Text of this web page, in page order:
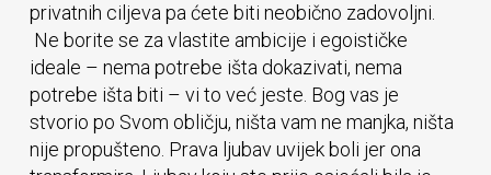
privatnih ciljeva pa ćete biti neobično zadovoljni.
Ne borite se za vlastite ambicije i egoističke
ideale – nema potrebe išta dokazivati, nema
potrebe išta biti – vi to već jeste. Bog vas je
stvorio po Svom obličju, ništa vam ne manjka, ništa
nije propušteno. Prava ljubav uvijek boli jer ona